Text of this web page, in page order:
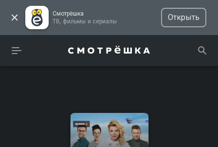
Смотрёшка
ТВ, фильмы и сериалы
Открыть